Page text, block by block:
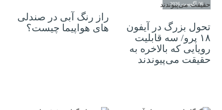
06 آگوست 2026
تحول بزرگ در آیفون
۱۸ پرو/ سه قابلیت
رویایی که بالاخره به
حقیقت می‌پیوندند
راز رنگ آبی در صندلی
های هواپیما چیست؟